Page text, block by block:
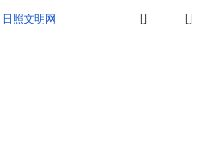
照文明网 [] []